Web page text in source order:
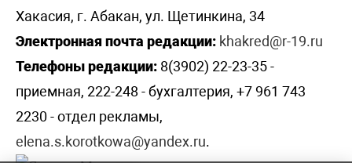
Хакасия, г. Абакан, ул. Щетинкина, 34
Электронная почта редакции: khakred@r-19.ru
Телефоны редакции: 8(3902) 22-23-35 -
приемная, 222-248 - бухгалтерия, +7 961 743
2230 - отдел рекламы,
elena.s.korotkowa@yandex.ru.